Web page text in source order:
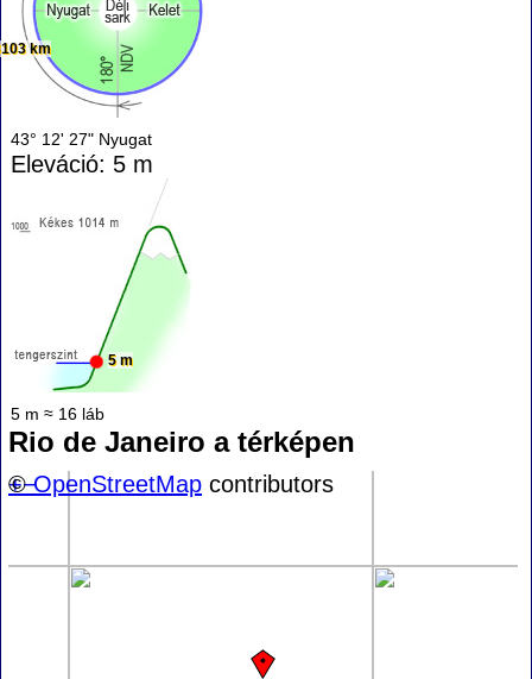
km
43° 12' 27" Nyugat
Eleváció: 5 m
5 m
5 m ≈ 16 láb
Rio de Janeiro a térképen
+−
©OpenStreetMap contributors